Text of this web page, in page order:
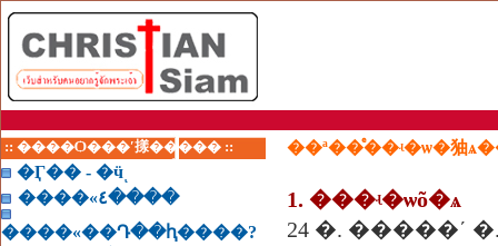
:: ����Ѻ���ʹ㨾����� ::
�Ӷ�� - �ӵͺ
����«٤����
����«��Դ��ԧ����?
��ª��ͤ��ʵ�ѡ�㹨
1. ���ʵ�ѡõ�ѧ
24 �. �����ʹ